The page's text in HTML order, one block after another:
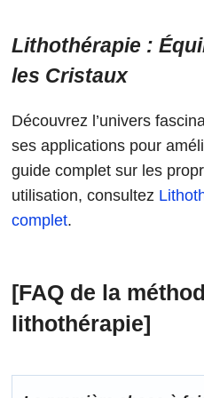
Lithothérapie :
les Cristaux
Découvrez l’univers
ses applications pour
guide complet sur les
utilisation, consultez
complet.
[FAQ de la
lithothérapie]